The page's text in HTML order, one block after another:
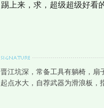
踢上来，求，超级超级好看
晋江坑深，常备工具有躺椅，扇
起点水大，自荐武器为滑浪板，